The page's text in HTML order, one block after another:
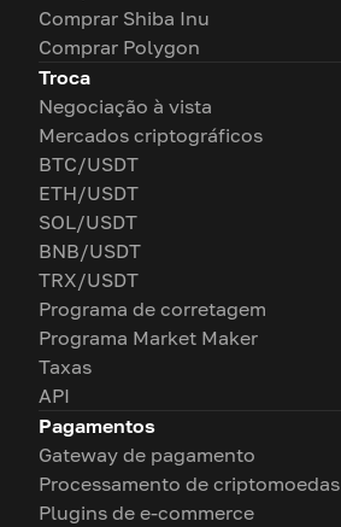
Comprar Shiba Inu
Comprar Polygon
Troca
Negociação à vista
Mercados criptográficos
BTC/USDT
ETH/USDT
SOL/USDT
BNB/USDT
TRX/USDT
Programa de corretagem
Programa Market Maker
Taxas
API
Pagamentos
Gateway de pagamento
Processamento de criptomoedas
Plugins de e-commerce